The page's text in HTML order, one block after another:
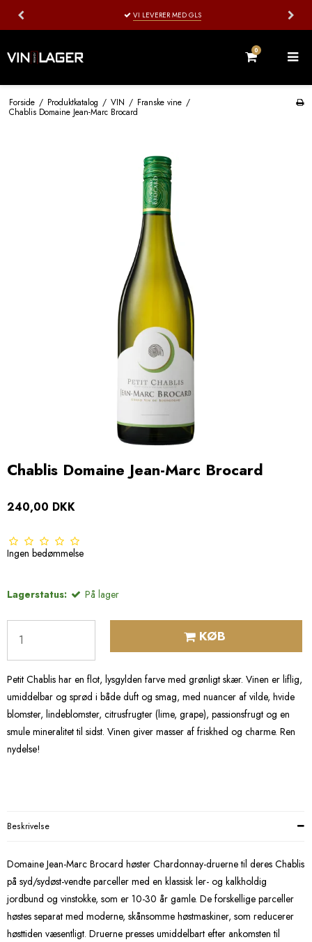
0
Forside / Produktkatalog / VIN / Franske vine /
Chablis Domaine Jean-Marc Brocard
Chablis Domaine Jean-Marc Brocard
240,00 DKK
Ingen bedømmelse
Lagerstatus: På lager
KØB
Petit Chablis har en flot, lysgylden farve med grønligt skær. Vinen er liflig,
umiddelbar og sprød i både duft og smag, med nuancer af vilde, hvide
blomster, lindeblomster, citrusfrugter (lime, grape), passionsfrugt og en
smule mineralitet til sidst. Vinen giver masser af friskhed og charme. Ren
nydelse!
Beskrivelse
Domaine Jean-Marc Brocard høster Chardonnay-druerne til deres Chablis
på syd/sydøst-vendte parceller med en klassisk ler- og kalkholdig
jordbund og vinstokke, som er 10-30 år gamle. De forskellige parceller
høstes separat med moderne, skånsomme høstmaskiner, som reducerer
høsttiden væsentligt. Druerne presses umiddelbart efter ankomsten til